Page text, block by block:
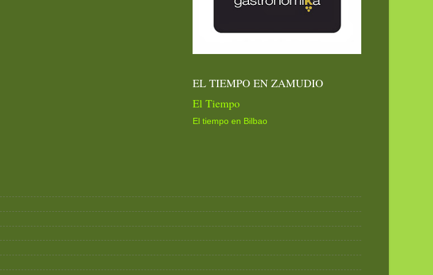
EL TIEMPO EN ZAMUDIO
El Tiempo
El tiempo en Bilbao